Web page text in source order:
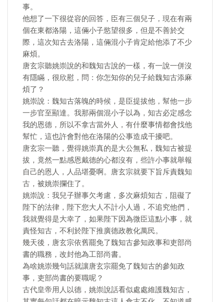
事。
他想了一下很從容的回答，臣有三個兒子，現在有兩
個在東都洛陽，這倆小子慾望很多，但是不善於交
際，這次知古去洛陽，這倆混小子肯定給他添了不少
麻煩。
唐玄宗聽姚崇說的和魏知古說的一樣，有一說一併沒
有隱瞞，很欣慰，問：你怎知你的兒子給魏知古添麻
煩了？
姚崇說：魏知古落魄的時候，是臣提拔他，幫他一步
一步官至顯達。我那兩個混小子以為，知古必定感念
我的恩德，所以不拿古當外人，有什麼事情都會找他
幫忙，這也許會對他在洛陽的公事造成干擾吧。
唐玄宗一聽，覺得姚崇真的是大公無私，魏知古被提
拔，竟然一點感恩戴德的心都沒有，些許小事就舉報
自己的恩人，人品堪憂啊。唐玄宗就要下旨斥責魏知
古，被姚崇攔住了。
姚崇說：我兒子辦事欠考慮，多次麻煩知古，阻礙了
陛下的法律，陛下您大人不計小人過，不追究他們，
我就覺得是大幸了，如果陛下因為微臣這點小事，就
責怪知古，不利於陛下推廣德政教化萬民。
幾天後，唐玄宗依舊罷免了魏知古參知政事和吏部尚
書的職務，改封他為工部尚書。
為啥姚崇幾句話就讓唐玄宗罷免了魏知古的參知政
事，吏部尚書的要職呢？
古代皇帝用人以德，姚崇說話看似處處維護魏知古，